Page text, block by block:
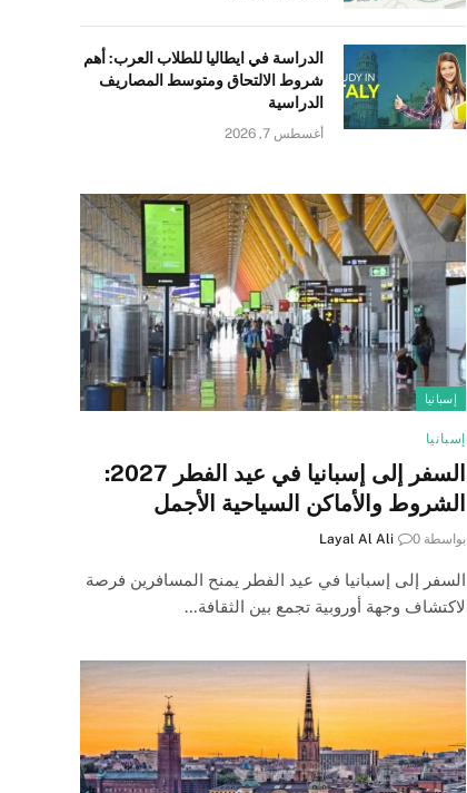
الدراسة في ايطاليا للطلاب العرب: أهم
شروط الالتحاق ومتوسط المصاريف
الدراسية
أغسطس 7, 2026
إسبانيا
إسبانيا
السفر إلى إسبانيا في عيد الفطر 2027:
الشروط والأماكن السياحية الأجمل
بواسطة Layal Al Ali 0
السفر إلى إسبانيا في عيد الفطر يمنح المسافرين فرصة
لاكتشاف وجهة أوروبية تجمع بين الثقافة…